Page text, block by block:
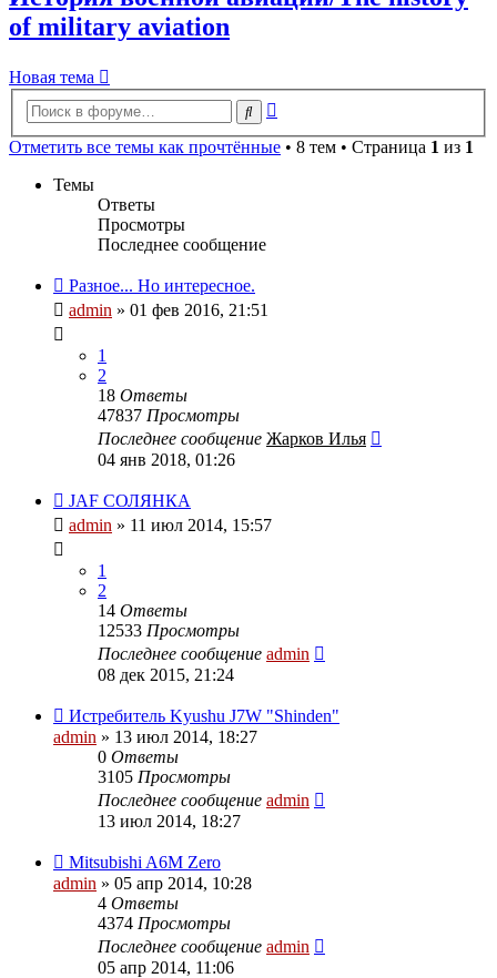
of military aviation
Новая
тема
Новая тема
Поиск
Отметить все темы как прочтённые • 8 тем • Страница 1 из 1
Темы
Ответы
Просмотры
Последнее сообщение
Разное... Но интересное.
admin » 01 фев 2016, 21:51
1
2
18 Ответы
47837 Просмотры
Последнее сообщение Жарков Илья
04 янв 2018, 01:26
JAF СОЛЯНКА
admin » 11 июл 2014, 15:57
1
2
14 Ответы
12533 Просмотры
Последнее сообщение admin
08 дек 2015, 21:24
Истребитель Kyushu J7W "Shinden"
admin » 13 июл 2014, 18:27
0 Ответы
3105 Просмотры
Последнее сообщение admin
13 июл 2014, 18:27
Mitsubishi A6M Zero
admin » 05 апр 2014, 10:28
4 Ответы
4374 Просмотры
Последнее сообщение admin
05 апр 2014, 11:06